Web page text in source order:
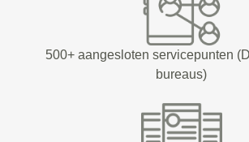
500+ aangesloten servicepunten
bureaus)